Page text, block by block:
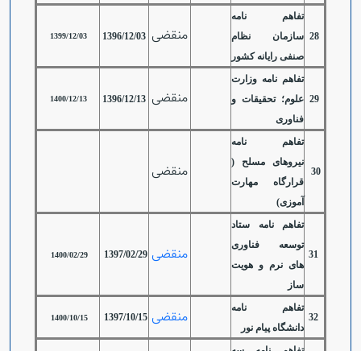
28
تفاهم نامه
سازمان نظام
صنفی رایانه کشور
منقضی 1396/12/03
1399/12/03
29
تفاهم نامه وزارت
علوم؛ تحقیقات و
فناوری
منقضی 1396/12/13
1400/12/13
30
تفاهم نامه
نیروهای مسلح (
قرارگاه مهارت
آموزی)
منقضی
31
تفاهم نامه ستاد
توسعه فناوری
های نرم و هویت
ساز
منقضی 1397/02/29
1400/02/29
32
تفاهم نامه
دانشگاه پیام نور
منقضی 1397/10/15
1400/10/15